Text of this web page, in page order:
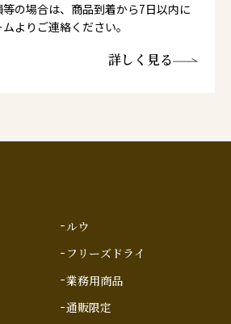
の場合は、商品到着から7日以内に
よりご連絡ください。
詳しく見る
ルウ
フリーズドライ
業務用商品
通販限定